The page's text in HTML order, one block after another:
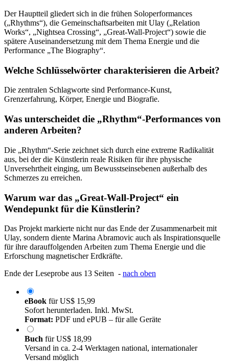
Der Hauptteil gliedert sich in die frühen Soloperformances
(„Rhythms“), die Gemeinschaftsarbeiten mit Ulay („Relation
Works“, „Nightsea Crossing“, „Great-Wall-Project“) sowie die
spätere Auseinandersetzung mit dem Thema Energie und die
Performance „The Biography“.
Welche Schlüsselwörter charakterisieren die Arbeit?
Die zentralen Schlagworte sind Performance-Kunst,
Grenzerfahrung, Körper, Energie und Biografie.
Was unterscheidet die „Rhythm“-Performances von
anderen Arbeiten?
Die „Rhythm“-Serie zeichnet sich durch eine extreme Radikalität
aus, bei der die Künstlerin reale Risiken für ihre physische
Unversehrtheit einging, um Bewusstseinsebenen außerhalb des
Schmerzes zu erreichen.
Warum war das „Great-Wall-Project“ ein
Wendepunkt für die Künstlerin?
Das Projekt markierte nicht nur das Ende der Zusammenarbeit mit
Ulay, sondern diente Marina Abramovic auch als Inspirationsquelle
für ihre darauffolgenden Arbeiten zum Thema Energie und die
Erforschung magnetischer Erdkräfte.
Ende der Leseprobe aus 13 Seiten - nach oben
eBook fürUS$ 15,99
Sofort herunterladen. Inkl. MwSt.
Format: PDF und ePUB – für alle Geräte
Buch fürUS$ 18,99
Versand in ca. 2-4 Werktagen national, internationaler
Versand möglich